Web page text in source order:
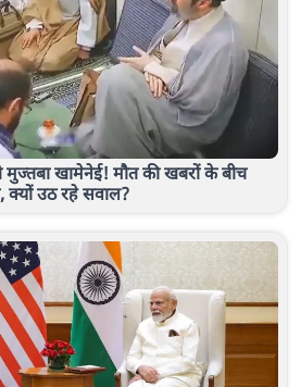
मुज्तबा खामेनेई! मौत की खबरों के बीच
क्यों उठ रहे सवाल?